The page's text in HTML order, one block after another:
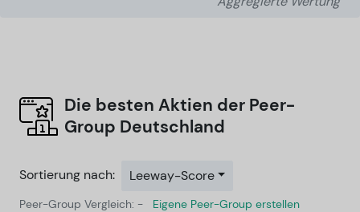
Die besten Aktien der Peer-
Group Deutschland
Sortierung nach: Leeway-Score
Peer-Group Vergleich: - Eigene Peer-Group erstellen